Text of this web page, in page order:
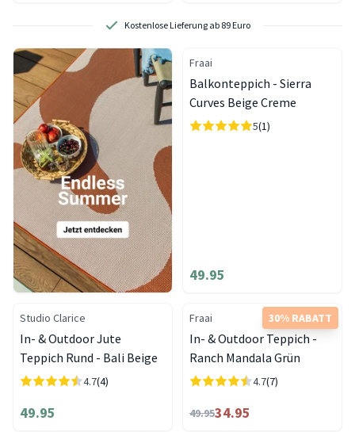
Kostenlose Lieferung ab 89 Euro
Fraai
Balkonteppich - Sierra
Curves Beige Creme
5(1)
49.95
Studio Clarice
In- & Outdoor Jute
Teppich Rund - Bali Beige
4.7(4)
49.95
30% RABATT
Fraai
In- & Outdoor Teppich -
Ranch Mandala Grün
4.7(7)
49.9534.95